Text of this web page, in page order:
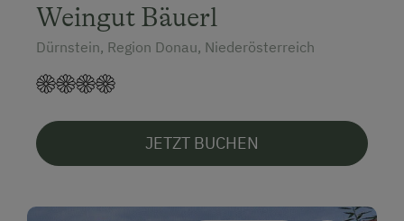
Weingut Bäuerl
Dürnstein, Region Donau, Niederösterreich
JETZT BUCHEN